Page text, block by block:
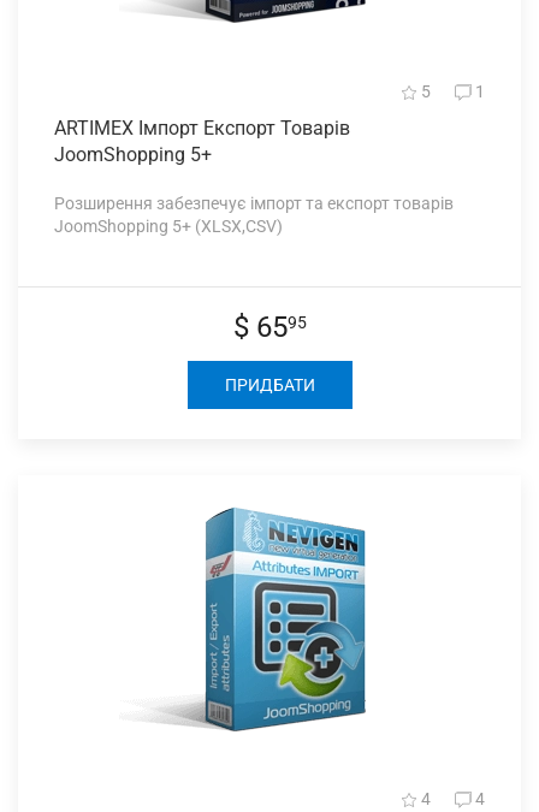
5 1
ARTIMEX Імпорт Експорт Товарів
JoomShopping 5+
Розширення забезпечує імпорт та експорт товарів
JoomShopping 5+ (XLSX,CSV)
$ 6595
ПРИДБАТИ
4 4